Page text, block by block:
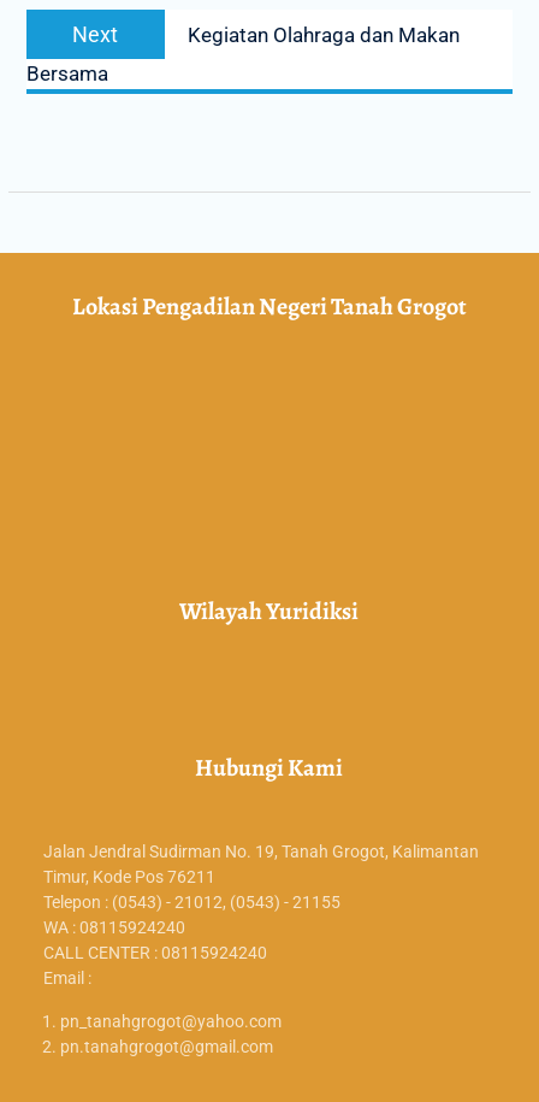
Next
Kegiatan Olahraga dan Makan
Bersama
Lokasi Pengadilan Negeri Tanah Grogot
Wilayah Yuridiksi
Hubungi Kami
Jalan Jendral Sudirman No. 19, Tanah Grogot, Kalimantan
Timur, Kode Pos 76211
Telepon : (0543) - 21012, (0543) - 21155
WA : 08115924240
CALL CENTER : 08115924240
Email :
pn_tanahgrogot@yahoo.com
pn.tanahgrogot@gmail.com